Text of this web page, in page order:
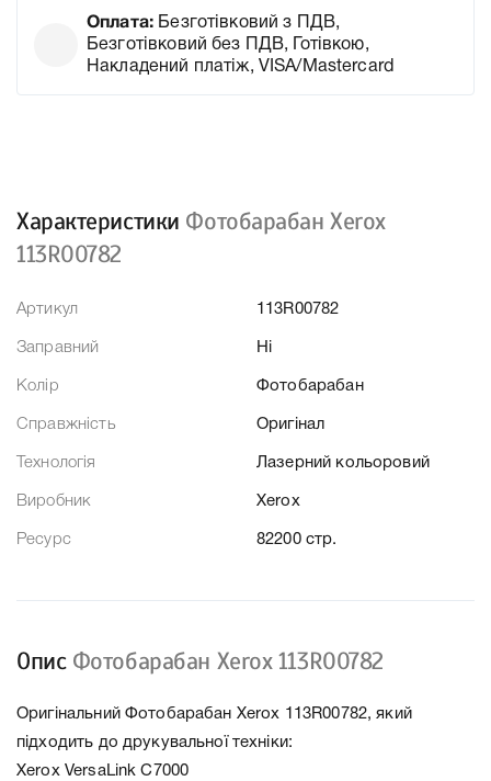
Оплата: Безготівковий з ПДВ,
Безготівковий без ПДВ, Готівкою,
Накладений платіж, VISA/Mastercard
Характеристики Фотобарабан Xerox
113R00782
Артикул 113R00782
Заправний Ні
Колір Фотобарабан
Справжність Оригінал
Технологія Лазерний кольоровий
Виробник Xerox
Ресурс 82200 стр.
Опис Фотобарабан Xerox 113R00782
Оригінальний Фотобарабан Xerox 113R00782, який
підходить до друкувальної техніки:
Xerox VersaLink C7000